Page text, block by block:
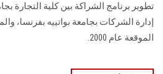
سجل الانتطوير برنامج الشراكة بين كلية
إدارة الشركات بجامعة بواتييه بفرنسا،
الموقعة عام 2000.